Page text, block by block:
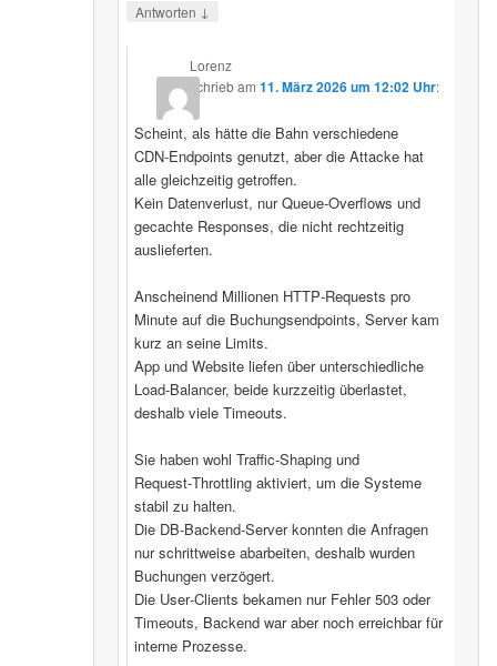
Antworten ↓
Lorenz
schriebam11. März 2026 um 12:02 Uhr:
Scheint, als hätte die Bahn verschiedene
CDN‑Endpoints genutzt, aber die Attacke hat
alle gleichzeitig getroffen.
Kein Datenverlust, nur Queue‑Overflows und
gecachte Responses, die nicht rechtzeitig
auslieferten.
Anscheinend Millionen HTTP‑Requests pro
Minute auf die Buchungsendpoints, Server kam
kurz an seine Limits.
App und Website liefen über unterschiedliche
Load‑Balancer, beide kurzzeitig überlastet,
deshalb viele Timeouts.
Sie haben wohl Traffic‑Shaping und
Request‑Throttling aktiviert, um die Systeme
stabil zu halten.
Die DB‑Backend-Server konnten die Anfragen
nur schrittweise abarbeiten, deshalb wurden
Buchungen verzögert.
Die User‑Clients bekamen nur Fehler 503 oder
Timeouts, Backend war aber noch erreichbar für
interne Prozesse.